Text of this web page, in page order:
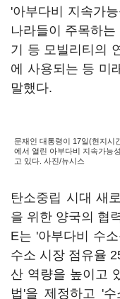
'아부다비 지속가
나라들이 주목하
기 등 모빌리티의
에 사용되는 등 미
말했다.
문재인 대통령이 17일(현지시
에서 열린 아부다비 지속가능
고 있다. 사진/뉴시스
탄소중립 시대 새
을 위한 양국의 협
E는 '아부다비 수
수소 시장 점유율
산 역량을 높이고
법'을 제정하고 '